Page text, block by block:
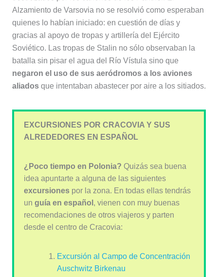
Alzamiento de Varsovia no se resolvió como esperaban
quienes lo habían iniciado: en cuestión de días y
gracias al apoyo de tropas y artillería del Ejército
Soviético. Las tropas de Stalin no sólo observaban la
batalla sin pisar el agua del Río Vístula sino que
negaron el uso de sus aeródromos a los aviones
aliadosque intentaban abastecer por aire a los sitiados.
EXCURSIONES POR CRACOVIA Y SUS
ALREDEDORES EN ESPAÑOL
¿Poco tiempo en Polonia? Quizás sea buena
idea apuntarte a alguna de las siguientes
excursionespor la zona. En todas ellas tendrás
un guía en español , vienen con muy buenas
recomendaciones de otros viajeros y parten
desde el centro de Cracovia:
Excursión al Campo de Concentración
Auschwitz Birkenau